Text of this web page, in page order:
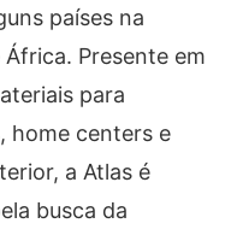
países na
Presente em
para
home centers e
a Atlas é
busca da